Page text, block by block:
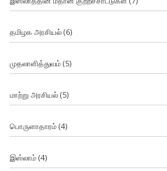
தமிழக அரசியல்(6)
முதலாளித்துவம்(5)
மாற்று அரசியல்(5)
பொருளாதாரம்(4)
இஸ்லாம்(4)